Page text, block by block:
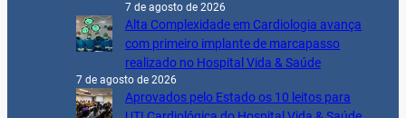
7 de agosto de 2026
Alta Complexidade em Cardiologia avança
com primeiro implante de marcapasso
realizado no Hospital Vida & Saúde
7 de agosto de 2026
Aprovados pelo Estado os 10 leitos para